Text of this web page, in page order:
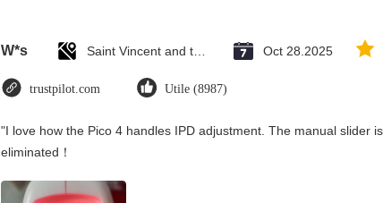
W*s Oct 28.2025
trustpilot.com Utile (8987)
"I love how the Pico 4 handles IPD adjustment. The manual slider
eliminated！